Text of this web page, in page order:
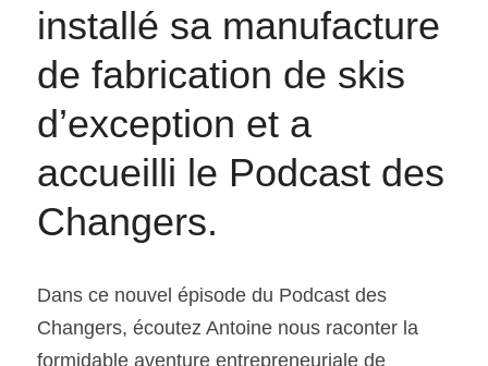
installé sa manufacture
de fabrication de skis
d’exception et a
accueilli le Podcast des
Changers.
Dans ce nouvel épisode du Podcast des
Changers, écoutez Antoine nous raconter la
formidable aventure entrepreneuriale de